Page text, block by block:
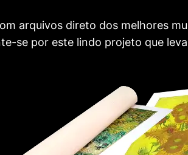
arquivos direto dos melhores
se por este lindo projeto que